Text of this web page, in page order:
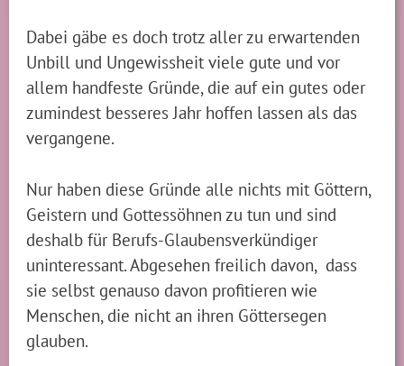
Dabei gäbe es doch trotz aller zu erwartenden
Unbill und Ungewissheit viele gute und vor
allem handfeste Gründe, die auf ein gutes oder
zumindest besseres Jahr hoffen lassen als das
vergangene.
Nur haben diese Gründe alle nichts mit Göttern,
Geistern und Gottessöhnen zu tun und sind
deshalb für Berufs-Glaubensverkündiger
uninteressant. Abgesehen freilich davon, dass
sie selbst genauso davon profitieren wie
Menschen, die nicht an ihren Göttersegen
glauben.